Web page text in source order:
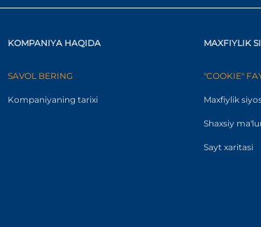
KOMPANIYA HAQIDA
SAVOL BERING
Kompaniyaning tarixi
MAXFIYLIK
"COOKIE"
Maxfiylik
Shaxsiy
Sayt xaritasi